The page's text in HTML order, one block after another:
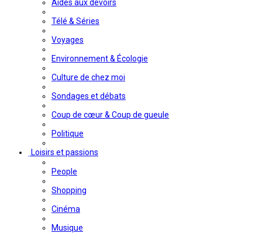
Aides aux devoirs
Télé & Séries
Voyages
Environnement & Écologie
Culture de chez moi
Sondages et débats
Coup de cœur & Coup de gueule
Politique
Loisirs et passions
People
Shopping
Cinéma
Musique